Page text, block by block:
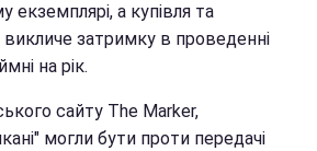
екземплярі, а купівля та
викличе затримку в проведенні
на рік.
сайту The Marker,
могли бути проти передачі